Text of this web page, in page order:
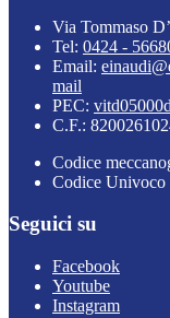
Via Tommaso
Tel: 0424 -
Email:
mail
PEC:
C.F.:
Codice
Codice Univoco
Seguici su
Facebook
Youtube
Instagram